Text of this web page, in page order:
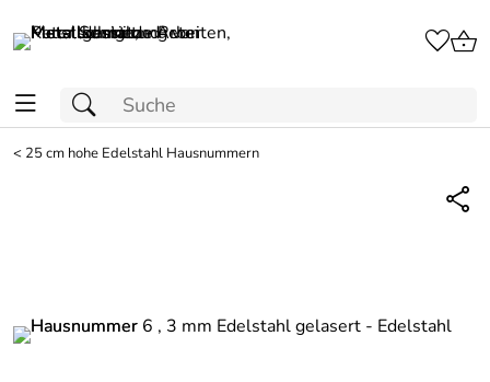
< 25 cm hohe Edelstahl Hausnummern